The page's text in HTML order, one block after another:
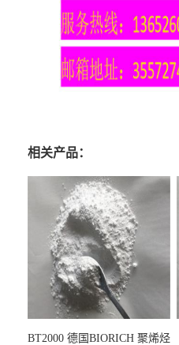
相关产品：
BT2000 德国BIORICH 聚烯烃